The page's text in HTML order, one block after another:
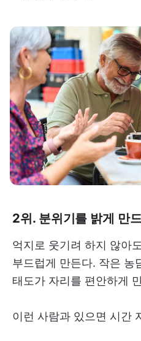
2위. 분위기를 밝게 만
억지로 웃기려 하지 않아
부드럽게 만든다. 작은 농
태도가 자리를 편안하게
이런 사람과 있으면 시간